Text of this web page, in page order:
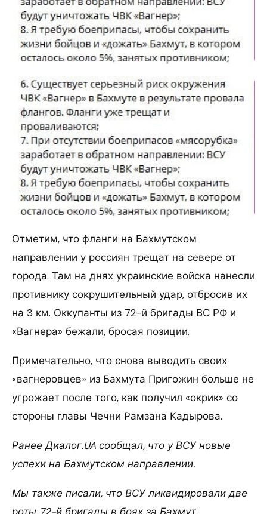
Отметим, что фланги на Бахмутском
направлении у россиян трещат на севере от
города. Там на днях украинские войска нанесли
противнику сокрушительный удар, отбросив их
на 3 км. Оккупанты из 72-й бригады ВС РФ и
«Вагнера» бежали, бросая позиции.
Примечательно, что снова выводить своих
«вагнеровцев» из Бахмута Пригожин больше не
угрожает после того, как получил «окрик» со
стороны главы Чечни Рамзана Кадырова.
Ранее Диалог.UA сообщал, что у ВСУ новые
успехи на Бахмутском направлении.
Мы также писали, что ВСУ ликвидировали две